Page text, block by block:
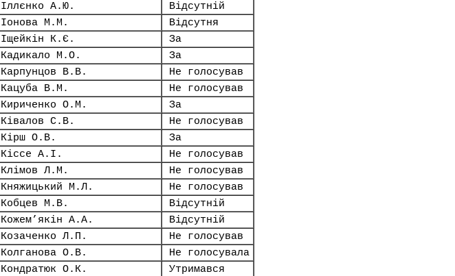
Іллєнко А.Ю.
Відсутній
Іонова М.М.
Відсутня
Іщейкін К.Є.
За
Кадикало М.О.
За
Карпунцов В.В.
Не голосував
Кацуба В.М.
Не голосував
Кириченко О.М.
За
Ківалов С.В.
Не голосував
Кірш О.В.
За
Кіссе А.І.
Не голосував
Клімов Л.М.
Не голосував
Княжицький М.Л.
Не голосував
Кобцев М.В.
Відсутній
Кожем’якін А.А.
Відсутній
Козаченко Л.П.
Не голосував
Колганова О.В.
Не голосувала
Кондратюк О.К.
Утримався